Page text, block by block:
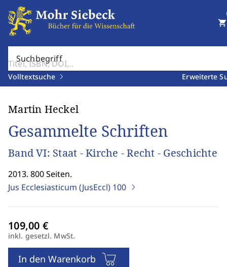
Suchbegriff
Volltextsuche Erweiterte
shopping_cart
Martin Heckel
Gesammelte Schriften
Band VI: Staat - Kirche - Recht - Geschichte
2013. 800 Seiten.
Jus Ecclesiasticum (JusEccl) 100
inkl. gesetzl. MwSt.
In den Warenkorb